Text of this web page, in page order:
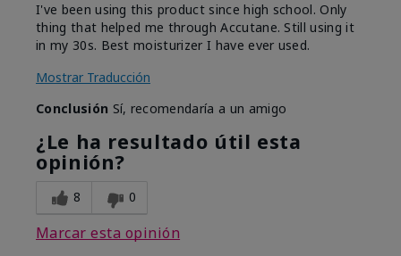
I've been using this product since high school. Only
thing that helped me through Accutane. Still using it
in my 30s. Best moisturizer I have ever used.
Mostrar Traducción
Conclusión Sí, recomendaría a un amigo
¿Le ha resultado útil esta
opinión?
8 0
Marcar esta opinión